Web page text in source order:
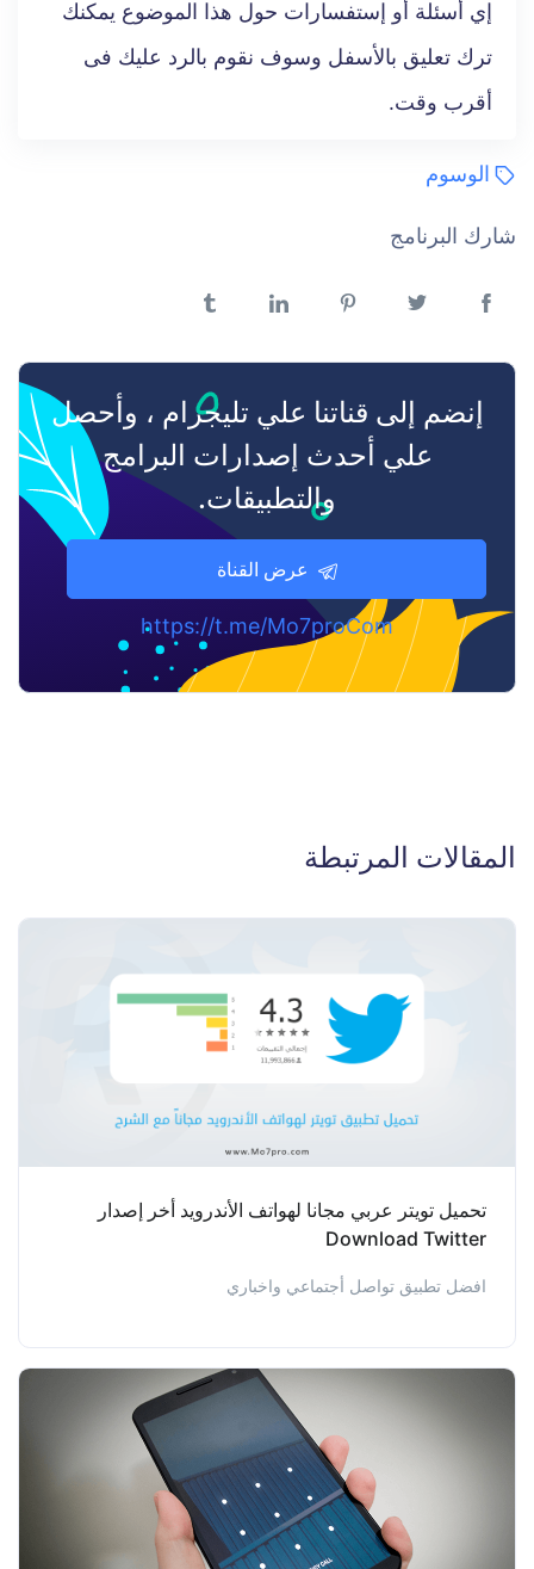
إي أسئلة أو إستفسارات حول هذا الموضوع يمكنك
ترك تعليق بالأسفل وسوف نقوم بالرد عليك فى
أقرب وقت.
الوسوم
شارك البرنامج
إنضم إلى قناتنا علي تليجرام ، وأحصل
علي أحدث إصدارات البرامج
والتطبيقات.
عرض القناة
https://t.me/Mo7proCom
المقالات المرتبطة
تحميل تويتر عربي مجانا لهواتف الأندرويد أخر إصدار
Download Twitter
افضل تطبيق تواصل أجتماعي واخباري